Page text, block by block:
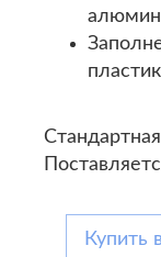
Купить